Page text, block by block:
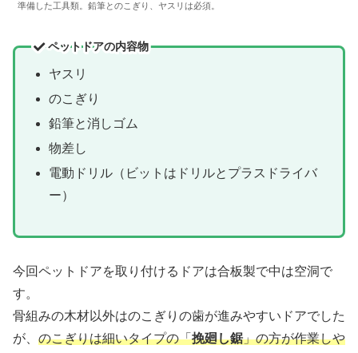
準備した工具類。鉛筆とのこぎり、ヤスリは必須。
ペットドアの内容物
ヤスリ
のこぎり
鉛筆と消しゴム
物差し
電動ドリル（ビットはドリルとプラスドライバ
ー）
今回ペットドアを取り付けるドアは合板製で中は空洞で
す。
骨組みの木材以外はのこぎりの歯が進みやすいドアでした
が、 のこぎりは細いタイプの「挽廻し鋸」の方が作業しや